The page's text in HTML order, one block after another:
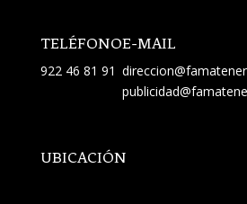
TELÉFONO
922 46 81 91
E-MAIL
UBICACIÓN